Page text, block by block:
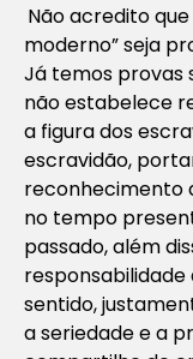
Não acredito
moderno” seja
Já temos provas
não estabelece
a figura dos
escravidão,
reconhecimento
no tempo
passado, além
sentido,
a seriedade e a